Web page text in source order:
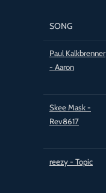
SONG
Paul Kalkbrenner
- Aaron
Skee Mask -
Rev8617
reezy - Topic